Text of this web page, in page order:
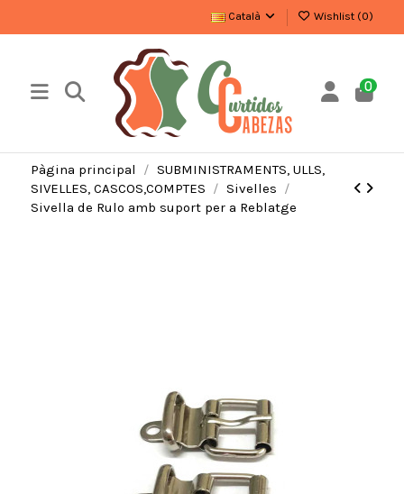
Català Wishlist (0)
0
Pàgina principal
SUBMINISTRAMENTS, ULLS,
SIVELLES, CASCOS,COMPTES
Sivelles
Sivella de Rulo amb suport per a Reblatge